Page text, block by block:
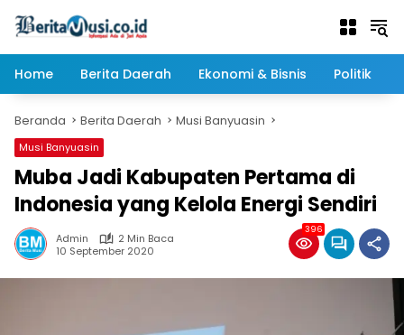
Home
Berita Daerah Ekonomi & Bisnis Politik
Beranda Berita Daerah Musi Banyuasin
Musi Banyuasin
Muba Jadi Kabupaten Pertama di
Indonesia yang Kelola Energi Sendiri
Admin
2 Min Baca
10 September 2020
396